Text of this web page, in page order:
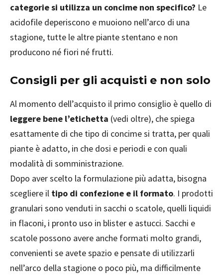
categorie si utilizza un concime non specifico? Le
acidofile deperiscono e muoiono nell’arco di una
stagione, tutte le altre piante stentano e non
producono né fiori né frutti.
Consigli per gli acquisti e non solo
Al momento dell’acquisto il primo consiglio è quello di
leggere bene l’etichetta (vedi oltre), che spiega
esattamente di che tipo di concime si tratta, per quali
piante è adatto, in che dosi e periodi e con quali
modalità di somministrazione.
Dopo aver scelto la formulazione più adatta, bisogna
scegliere il tipo di confezione e il formato. I prodotti
granulari sono venduti in sacchi o scatole, quelli liquidi
in flaconi, i pronto uso in blister e astucci. Sacchi e
scatole possono avere anche formati molto grandi,
convenienti se avete spazio e pensate di utilizzarli
nell’arco della stagione o poco più, ma difficilmente